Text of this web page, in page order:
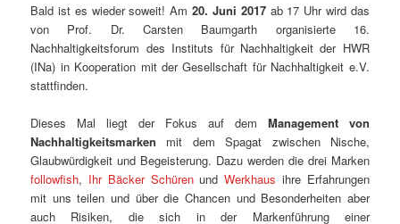
Bald ist es wieder soweit! Am20. Juni 2017ab 17 Uhr wird das
von Prof. Dr. Carsten Baumgarth organisierte 16.
Nachhaltigkeitsforum des Instituts für Nachhaltigkeit der HWR
(INa) in Kooperation mit der Gesellschaft für Nachhaltigkeit e.V.
stattfinden.
Dieses Mal liegt der Fokus auf dem Management von
Nachhaltigkeitsmarken mit dem Spagat zwischen Nische,
Glaubwürdigkeit und Begeisterung. Dazu werden die drei Marken
followfish, Ihr Bäcker SchürenundWerkhaus ihre Erfahrungen
mit uns teilen und über die Chancen und Besonderheiten aber
auch Risiken, die sich in der Markenführung einer